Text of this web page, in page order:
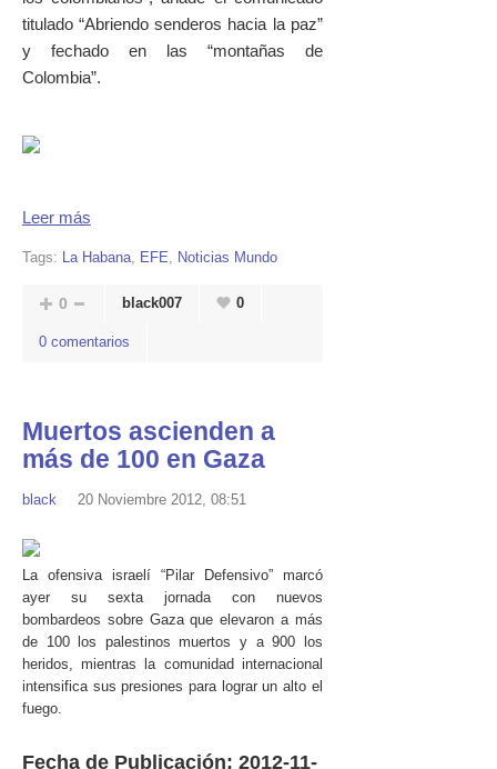
titulado “Abriendo senderos hacia la paz”
y fechado en las “montañas de
Colombia”.
Leer más
Tags: La Habana, EFE, Noticias Mundo
0 black007 0
0 comentarios
Muertos ascienden a
más de 100 en Gaza
black 20 Noviembre 2012, 08:51
La ofensiva israelí “Pilar Defensivo” marcó
ayer su sexta jornada con nuevos
bombardeos sobre Gaza que elevaron a más
de 100 los palestinos muertos y a 900 los
heridos, mientras la comunidad internacional
intensifica sus presiones para lograr un alto el
fuego.
Fecha de Publicación: 2012-11-